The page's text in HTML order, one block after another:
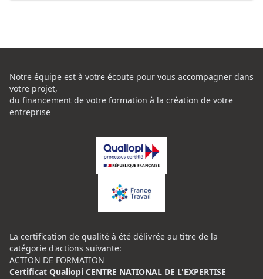
Notre équipe est à votre écoute pour vous accompagner dans
votre projet,
du financement de votre formation à la création de votre
entreprise
La certification de qualité à été délivrée au titre de la
catégorie d'actions suivante:
ACTION DE FORMATION
Certificat Qualiopi CENTRE NATIONAL DE L'EXPERTISE